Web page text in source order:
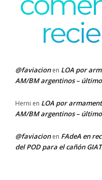
@faviacionen LOA por
AM/BM argentinos –
Herni en LOA por
AM/BM argentinos –
@faviacionen FAdeA en
del POD para el cañón